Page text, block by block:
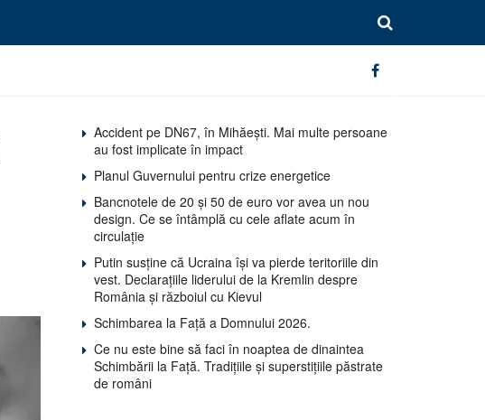
Accident pe DN67, în Mihăești. Mai multe persoane
au fost implicate în impact
Planul Guvernului pentru crize energetice
Bancnotele de 20 și 50 de euro vor avea un nou
design. Ce se întâmplă cu cele aflate acum în
circulație
Putin susține că Ucraina își va pierde teritoriile din
vest. Declarațiile liderului de la Kremlin despre
România și războiul cu Kievul
Schimbarea la Față a Domnului 2026.
Ce nu este bine să faci în noaptea de dinaintea
Schimbării la Față. Tradițiile și superstițiile păstrate
de români